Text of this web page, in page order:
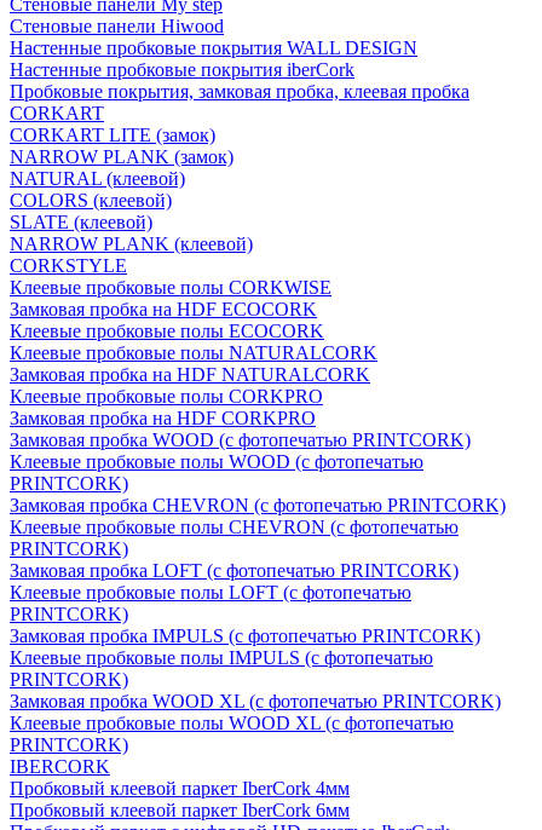
Стеновые панели My step
Стеновые панели Hiwood
Настенные пробковые покрытия WALL DESIGN
Настенные пробковые покрытия iberCork
Пробковые покрытия, замковая пробка, клеевая пробка
CORKART
CORKART LITE (замок)
NARROW PLANK (замок)
NATURAL (клеевой)
COLORS (клеевой)
SLATE (клеевой)
NARROW PLANK (клеевой)
CORKSTYLE
Клеевые пробковые полы CORKWISE
Замковая пробка на HDF ECOCORK
Клеевые пробковые полы ECOCORK
Клеевые пробковые полы NATURALCORK
Замковая пробка на HDF NATURALCORK
Клеевые пробковые полы CORKPRO
Замковая пробка на HDF CORKPRO
Замковая пробка WOOD (с фотопечатью PRINTCORK)
Клеевые пробковые полы WOOD (с фотопечатью
PRINTCORK)
Замковая пробка CHEVRON (с фотопечатью PRINTCORK)
Клеевые пробковые полы CHEVRON (с фотопечатью
PRINTCORK)
Замковая пробка LOFT (с фотопечатью PRINTCORK)
Клеевые пробковые полы LOFT (с фотопечатью
PRINTCORK)
Замковая пробка IMPULS (с фотопечатью PRINTCORK)
Клеевые пробковые полы IMPULS (с фотопечатью
PRINTCORK)
Замковая пробка WOOD XL (с фотопечатью PRINTCORK)
Клеевые пробковые полы WOOD XL (с фотопечатью
PRINTCORK)
IBERCORK
Пробковый клеевой паркет IberCork 4мм
Пробковый клеевой паркет IberCork 6мм